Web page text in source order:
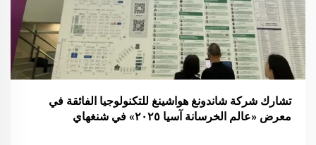
تشارك شركة شاندونغ هواشينغ للتكنولوجيا الفائقة في
معرض «عالم الخرسانة آسيا ٢٠٢٥» في شنغهاي